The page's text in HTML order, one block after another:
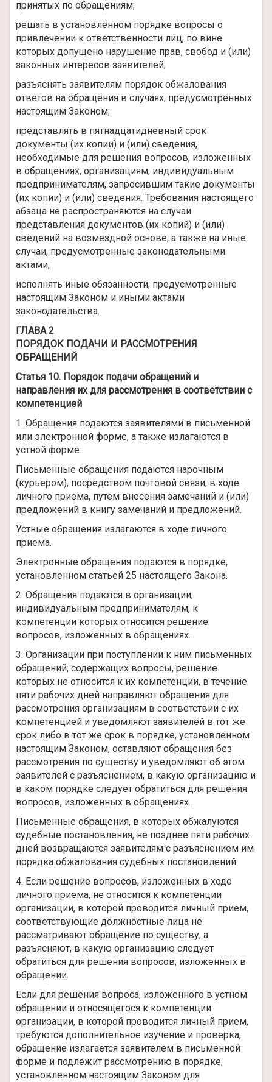
принятых по обращениям;
решать в установленном порядке вопросы о
привлечении к ответственности лиц, по вине
которых допущено нарушение прав, свобод и (или)
законных интересов заявителей;
разъяснять заявителям порядок обжалования
ответов на обращения в случаях, предусмотренных
настоящим Законом;
представлять в пятнадцатидневный срок
документы (их копии) и (или) сведения,
необходимые для решения вопросов, изложенных
в обращениях, организациям, индивидуальным
предпринимателям, запросившим такие документы
(их копии) и (или) сведения. Требования настоящего
абзаца не распространяются на случаи
представления документов (их копий) и (или)
сведений на возмездной основе, а также на иные
случаи, предусмотренные законодательными
актами;
исполнять иные обязанности, предусмотренные
настоящим Законом и иными актами
законодательства.
ГЛАВА 2
ПОРЯДОК ПОДАЧИ И РАССМОТРЕНИЯ
ОБРАЩЕНИЙ
Статья 10. Порядок подачи обращений и
направления их для рассмотрения в соответствии с
компетенцией
1. Обращения подаются заявителями в письменной
или электронной форме, а также излагаются в
устной форме.
Письменные обращения подаются нарочным
(курьером), посредством почтовой связи, в ходе
личного приема, путем внесения замечаний и (или)
предложений в книгу замечаний и предложений.
Устные обращения излагаются в ходе личного
приема.
Электронные обращения подаются в порядке,
установленном статьей 25 настоящего Закона.
2. Обращения подаются в организации,
индивидуальным предпринимателям, к
компетенции которых относится решение
вопросов, изложенных в обращениях.
3. Организации при поступлении к ним письменных
обращений, содержащих вопросы, решение
которых не относится к их компетенции, в течение
пяти рабочих дней направляют обращения для
рассмотрения организациям в соответствии с их
компетенцией и уведомляют заявителей в тот же
срок либо в тот же срок в порядке, установленном
настоящим Законом, оставляют обращения без
рассмотрения по существу и уведомляют об этом
заявителей с разъяснением, в какую организацию и
в каком порядке следует обратиться для решения
вопросов, изложенных в обращениях.
Письменные обращения, в которых обжалуются
судебные постановления, не позднее пяти рабочих
дней возвращаются заявителям с разъяснением им
порядка обжалования судебных постановлений.
4. Если решение вопросов, изложенных в ходе
личного приема, не относится к компетенции
организации, в которой проводится личный прием,
соответствующие должностные лица не
рассматривают обращение по существу, а
разъясняют, в какую организацию следует
обратиться для решения вопросов, изложенных в
обращении.
Если для решения вопроса, изложенного в устном
обращении и относящегося к компетенции
организации, в которой проводится личный прием,
требуются дополнительное изучение и проверка,
обращение излагается заявителем в письменной
форме и подлежит рассмотрению в порядке,
установленном настоящим Законом для